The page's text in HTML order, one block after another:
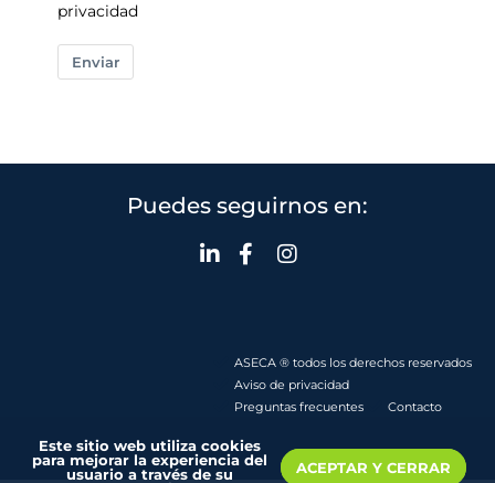
privacidad
Enviar
Puedes seguirnos en:
ASECA ® todos los derechos reservados
Aviso de privacidad
Preguntas frecuentes
Contacto
Este sitio web utiliza cookies
para mejorar la experiencia del
usuario a través de su
ACEPTAR Y CERRAR